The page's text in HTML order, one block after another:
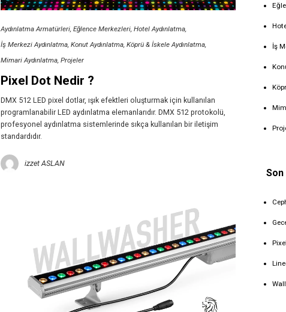
Aydınlatma Armatürleri Eğlence Merkezleri Hotel Aydınlatma
İş Merkezi Aydınlatma Konut Aydınlatma Köprü & İskele Aydınlatma
Mimari Aydınlatma Projeler
Pixel Dot Nedir ?
DMX 512 LED pixel dotlar, ışık efektleri oluşturmak için kullanılan
programlanabilir LED aydınlatma elemanlarıdır. DMX 512 protokolü,
profesyonel aydınlatma sistemlerinde sıkça kullanılan bir iletişim
standardıdır.
izzet ASLAN
İş
Son